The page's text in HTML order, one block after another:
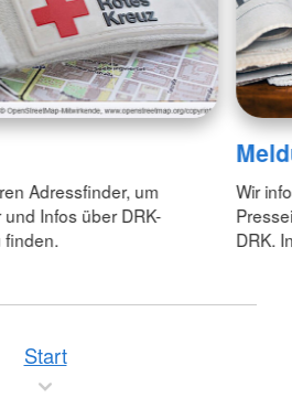
Adressfinder, um
Infos über DRK-
finden.
Wir
DRK.
Start